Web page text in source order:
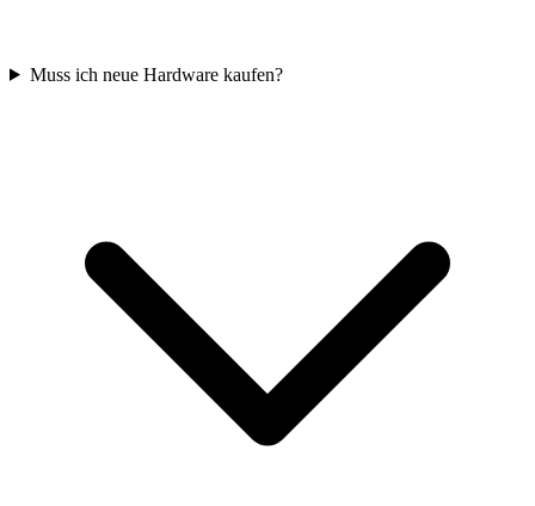
Muss ich neue Hardware kaufen?